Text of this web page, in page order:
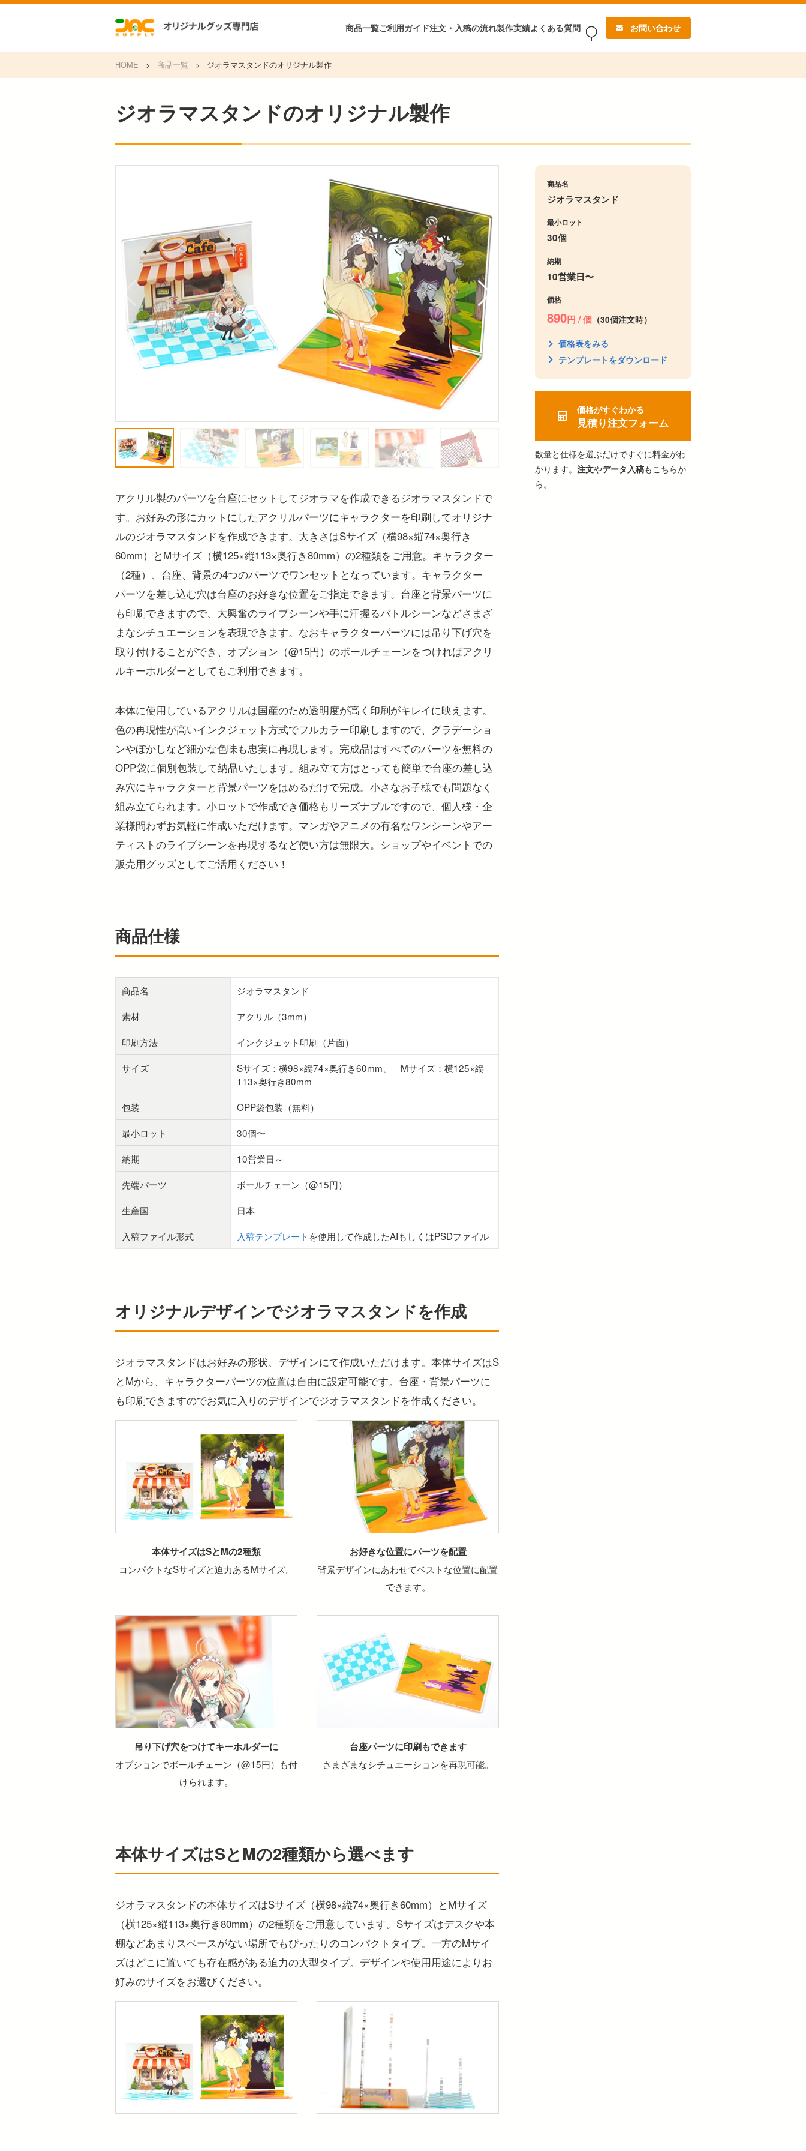
商品一覧ご利用ガイド注文・入稿の流れ製作実績よくある質問 お問い合わせ
HOME > 商品一覧 > ジオラマスタンドのオリジナル製作
ジオラマスタンドのオリジナル製作
アクリル製のパーツを台座にセットしてジオラマを作成できるジオラマスタンドで
す。お好みの形にカットにしたアクリルパーツにキャラクターを印刷してオリジナ
ルのジオラマスタンドを作成できます。大きさはSサイズ（横98×縦74×奥行き
60mm）とMサイズ（横125×縦113×奥行き80mm）の2種類をご用意。キャラクター
（2種）、台座、背景の4つのパーツでワンセットとなっています。キャラクター
パーツを差し込む穴は台座のお好きな位置をご指定できます。台座と背景パーツに
も印刷できますので、大興奮のライブシーンや手に汗握るバトルシーンなどさまざ
まなシチュエーションを表現できます。なおキャラクターパーツには吊り下げ穴を
取り付けることができ、オプション（@15円）のボールチェーンをつければアクリ
ルキーホルダーとしてもご利用できます。
本体に使用しているアクリルは国産のため透明度が高く印刷がキレイに映えます。
色の再現性が高いインクジェット方式でフルカラー印刷しますので、グラデーショ
ンやぼかしなど細かな色味も忠実に再現します。完成品はすべてのパーツを無料の
OPP袋に個別包装して納品いたします。組み立て方はとっても簡単で台座の差し込
み穴にキャラクターと背景パーツをはめるだけで完成。小さなお子様でも問題なく
組み立てられます。小ロットで作成でき価格もリーズナブルですので、個人様・企
業様問わずお気軽に作成いただけます。マンガやアニメの有名なワンシーンやアー
ティストのライブシーンを再現するなど使い方は無限大。ショップやイベントでの
販売用グッズとしてご活用ください！
商品仕様
商品名
ジオラマスタンド
素材
アクリル（3mm）
印刷方法
インクジェット印刷（片面）
サイズ
Sサイズ：横98×縦74×奥行き60mm、 Mサイズ：横125×縦
113×奥行き80mm
包装
OPP袋包装（無料）
最小ロット
30個〜
納期
10営業日～
先端パーツ
ボールチェーン（@15円）
生産国
日本
入稿ファイル形式
入稿テンプレート を使用して作成したAIもしくはPSDファイル
オリジナルデザインでジオラマスタンドを作成
ジオラマスタンドはお好みの形状、デザインにて作成いただけます。本体サイズはS
とMから、キャラクターパーツの位置は自由に設定可能です。台座・背景パーツに
も印刷できますのでお気に入りのデザインでジオラマスタンドを作成ください。
本体サイズはSとMの2種類
コンパクトなSサイズと迫力あるMサイズ。
お好きな位置にパーツを配置
背景デザインにあわせてベストな位置に配置
できます。
吊り下げ穴をつけてキーホルダーに
オプションでボールチェーン（@15円）も付
けられます。
台座パーツに印刷もできます
さまざまなシチュエーションを再現可能。
本体サイズはSとMの2種類から選べます
ジオラマスタンドの本体サイズはSサイズ（横98×縦74×奥行き60mm）とMサイズ
（横125×縦113×奥行き80mm）の2種類をご用意しています。Sサイズはデスクや本
棚などあまりスペースがない場所でもぴったりのコンパクトタイプ。一方のMサイ
ズはどこに置いても存在感がある迫力の大型タイプ。デザインや使用用途によりお
好みのサイズをお選びください。
商品名
ジオラマスタンド
最小ロット
30個
納期
10営業日〜
価格
890円 / 個 （30個注文時）
価格表をみる
テンプレートをダウンロード
価格がすぐわかる
見積り注文フォーム
数量と仕様を選ぶだけですぐに料金がわ
かります。 注文やデータ入稿もこちらか
ら。